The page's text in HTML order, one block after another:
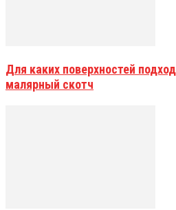
Для каких поверхностей
малярный скотч